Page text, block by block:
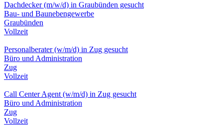
Dachdecker (m/w/d) in Graubünden gesucht
Bau- und Baunebengewerbe
Graubünden
Vollzeit
Personalberater (w/m/d) in Zug gesucht
Büro und Administration
Zug
Vollzeit
Call Center Agent (w/m/d) in Zug gesucht
Büro und Administration
Zug
Vollzeit